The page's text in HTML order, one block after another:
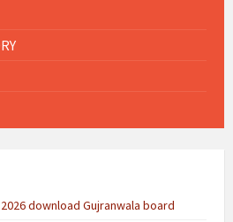
download Gujranwala board